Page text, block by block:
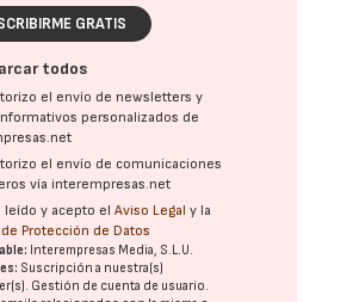
GRATIS
todos
el envío de newsletters y
personalizados de
el envío de comunicaciones
vía interempresas.net
leído y acepto elAviso Legal y la
Protección de Datos
Interempresas Media, S.L.U.
Suscripción a nuestra(s)
Gestión de cuenta de usuario.